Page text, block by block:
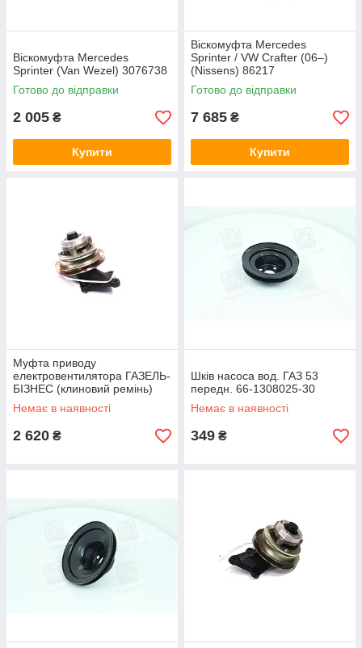
Віскомуфта Mercedes
Sprinter (Van Wezel) 3076738
Готово до відправки
2 005 ₴
Купити
Віскомуфта Mercedes
Sprinter / VW Crafter (06–)
(Nissens) 86217
Готово до відправки
7 685 ₴
Купити
Муфта приводу
електровентилятора ГАЗЕЛЬ-
БІЗНЕС (клиновий ремінь)
4216-1317010-20
Немає в наявності
2 620 ₴
Шків насоса вод. ГАЗ 53
передн. 66-1308025-30
Немає в наявності
349 ₴